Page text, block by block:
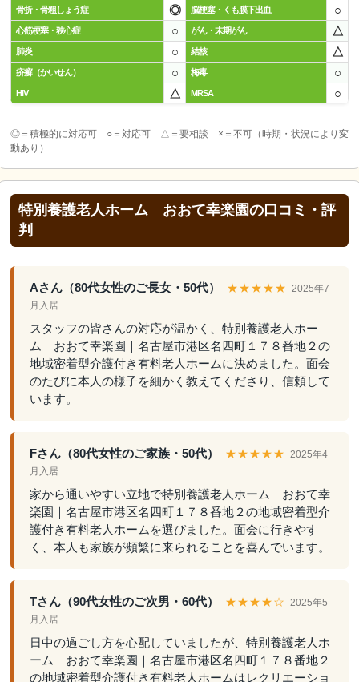
骨折・骨粗しょう症 ◎ 脳梗塞・くも膜下出血 ○
心筋梗塞・狭心症 ○ がん・末期がん △
肺炎 ○ 結核 △
疥癬（かいせん） ○ 梅毒 ○
HIV △ MRSA ○
◎＝積極的に対応可 ○＝対応可 △＝要相談 ×＝不可（時期・状況により変
動あり）
特別養護老人ホーム おおて幸楽園の口コミ・評
判
Aさん（80代女性のご長女・50代） ★★★★★ 2025年7
月入居
スタッフの皆さんの対応が温かく、特別養護老人ホー
ム おおて幸楽園｜名古屋市港区名四町１７８番地２の
地域密着型介護付き有料老人ホームに決めました。面会
のたびに本人の様子を細かく教えてくださり、信頼して
います。
Fさん（80代女性のご家族・50代） ★★★★★ 2025年4
月入居
家から通いやすい立地で特別養護老人ホーム おおて幸
楽園｜名古屋市港区名四町１７８番地２の地域密着型介
護付き有料老人ホームを選びました。面会に行きやす
く、本人も家族が頻繁に来られることを喜んでいます。
Tさん（90代女性のご次男・60代） ★★★★☆ 2025年5
月入居
日中の過ごし方を心配していましたが、特別養護老人ホ
ーム おおて幸楽園｜名古屋市港区名四町１７８番地２
の地域密着型介護付き有料老人ホームはレクリエーショ